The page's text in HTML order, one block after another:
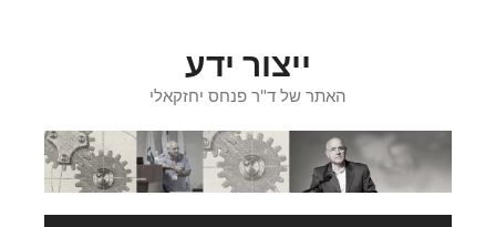
ייצור ידע
האתר של ד"ר פנחס יחזקאלי